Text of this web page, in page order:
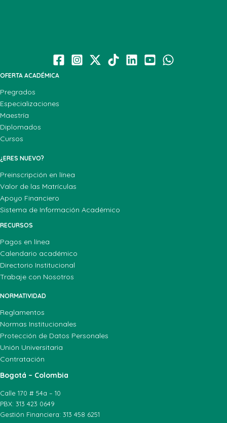
OFERTA ACADÉMICA
Pregrados
Especializaciones
Maestría
Diplomados
Cursos
¿ERES NUEVO?
Preinscripción en línea
Valor de las Matrículas
Apoyo Financiero
Sistema de Información Académico
RECURSOS
Pagos en línea
Calendario académico
Directorio Institucional
Trabaje con Nosotros
NORMATIVIDAD
Reglamentos
Normas Institucionales
Protección de Datos Personales
Unión Universitaria
Contratación
Bogotá – Colombia
Calle 170 # 54a – 10
PBX: 313 423 0649
Gestión Financiera: 313 458 6251